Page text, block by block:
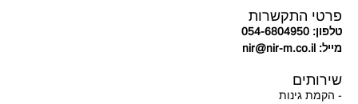
פרטי התקשרות
טלפון: 054-6804950
מייל: nir@nir-m.co.il
שירותים
- הקמת גינות